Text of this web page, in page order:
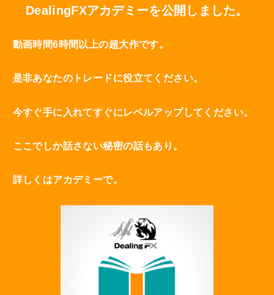
DealingFXアカデミーを公開しました。
動画時間6時間以上の超大作です。
是非あなたのトレードに役立てください。
今すぐ手に入れてすぐにレベルアップしてください。
ここでしか話さない秘密の話もあり。
詳しくはアカデミーで。